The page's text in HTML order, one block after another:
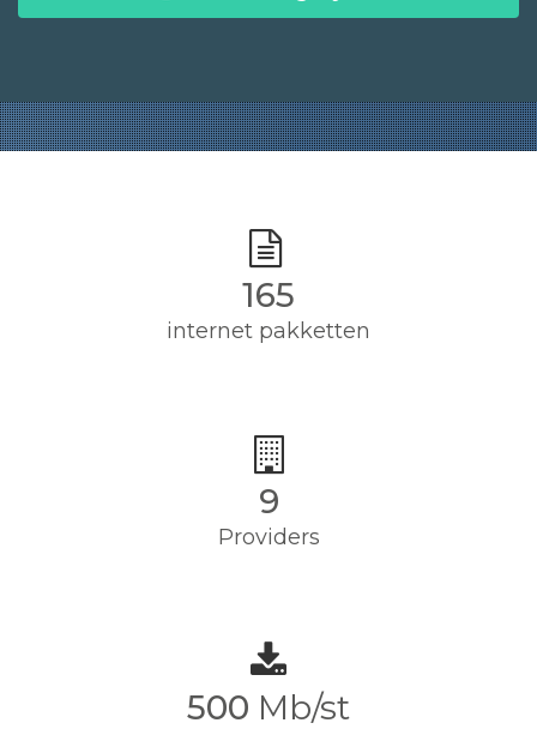
165
internet pakketten
9
Providers
500 Mb/st